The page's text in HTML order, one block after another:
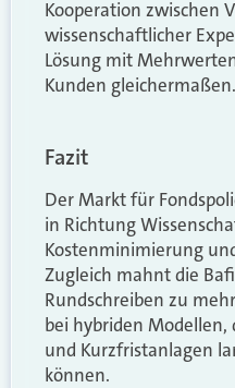
Kooperation zwischen
wissenschaftlicher
Lösung mit
Kunden gleichermaßen.
Fazit
Der Markt für
in Richtung
Kostenminimierung
Zugleich mahnt die
Rundschreiben zu
bei hybriden
und Kurzfristanlagen
können.